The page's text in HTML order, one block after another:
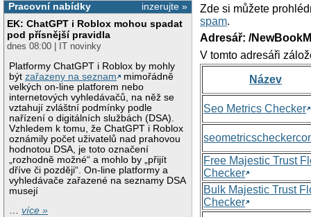
inzerujte »
Pracovní nabídky
EK: ChatGPT i Roblox mohou spadat
pod přísnější pravidla
dnes 08:00 | IT novinky
Platformy ChatGPT i Roblox by mohly
býtzařazeny na seznam
mimořádně
velkých on-line platforem nebo
internetových vyhledávačů, na něž se
vztahují zvláštní podmínky podle
nařízení o digitálních službách (DSA).
Vzhledem k tomu, že ChatGPT i Roblox
oznámily počet uživatelů nad prahovou
hodnotou DSA, je toto označení
„rozhodně možné“ a mohlo by „přijít
dříve či později“. On-line platformy a
vyhledávače zařazené na seznamy DSA
musejí
…více »
Zde si můžete
spam.
Adresář: /
V tomto adresáři
Název
Seo Metrics Checker
Free Majestic Trust
Checker
Bulk Majestic Trust
Checker